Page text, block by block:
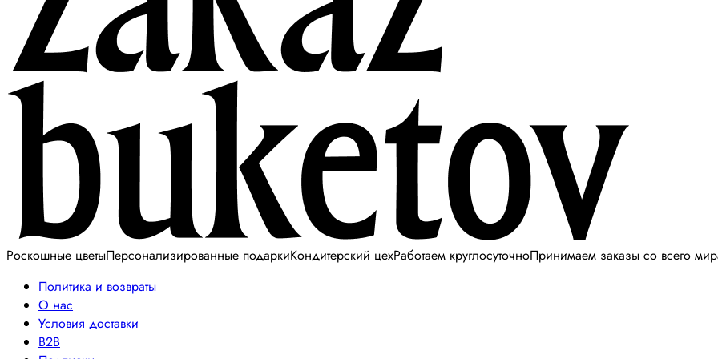
Роскошные цветыПерсонализированные подаркиКондитерский цехРаботаем круглосуточноПринимаем заказы со всего
Политика и возвраты
О нас
Условия доставки
B2B